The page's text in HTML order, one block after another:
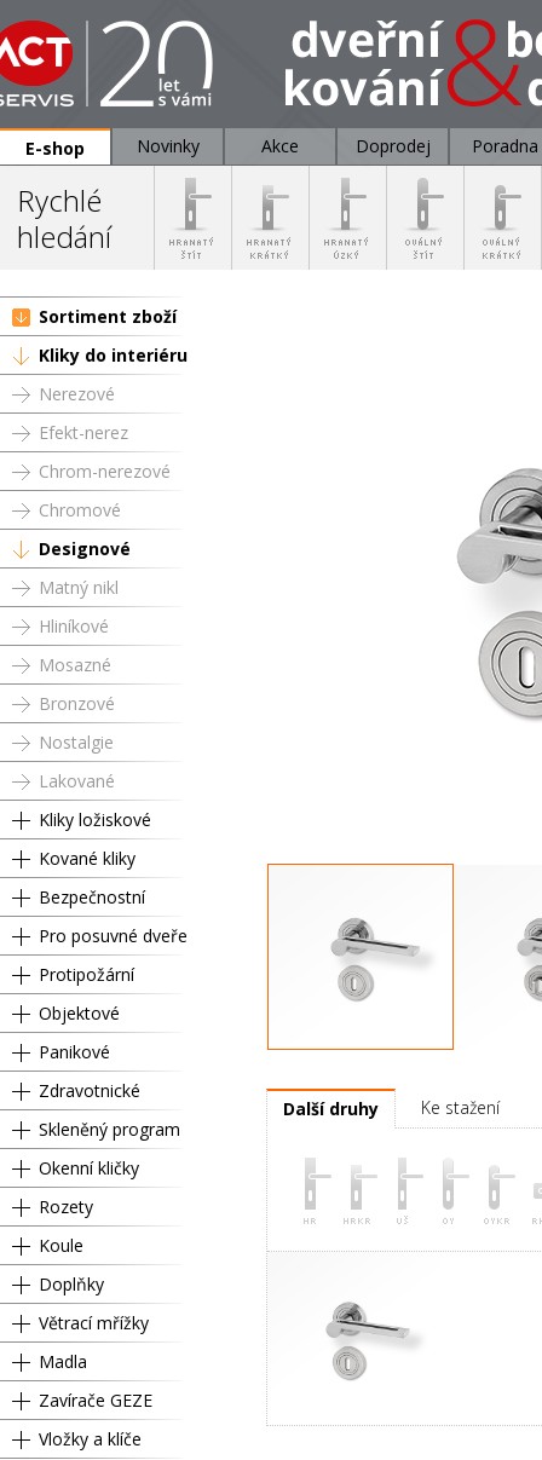
E-shop Novinky Akce Doprodej Poradna
Rychlé
hledání
Sortiment zboží
Kliky do interiéru
Nerezové
Efekt-nerez
Chrom-nerezové
Chromové
Designové
Matný nikl
Hliníkové
Mosazné
Bronzové
Nostalgie
Lakované
Kliky ložiskové
Kované kliky
Bezpečnostní
Pro posuvné dveře
Protipožární
Objektové
Panikové
Zdravotnické
Skleněný program
Okenní kličky
Rozety
Koule
Doplňky
Větrací mřížky
Madla
Zavírače GEZE
Vložky a klíče
Další druhy Ke stažení